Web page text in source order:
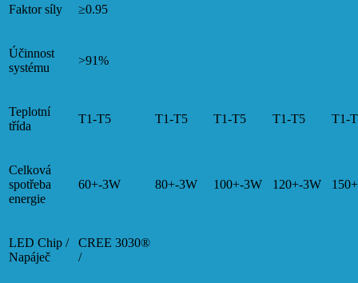
Faktor síly ≥0.95
Účinnost
systému
>91%
Teplotní
třída
T1-T5 T1-T5 T1-T5 T1-T5 T1-
Celková
spotřeba
energie
60+-3W 80+-3W 100+-3W 120+-3W
LED Chip /
Napáječ
CREE 3030®
/